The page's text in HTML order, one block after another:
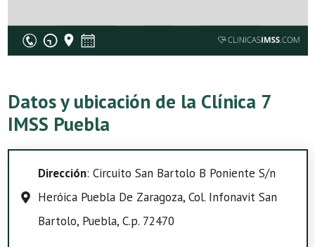
Datos y ubicación de la Clínica 7
IMSS Puebla
Dirección: Circuito San Bartolo B Poniente S/n
Heróica Puebla De Zaragoza, Col. Infonavit San
Bartolo, Puebla, C.p. 72470